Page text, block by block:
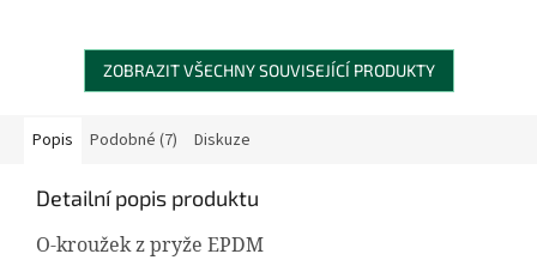
ZOBRAZIT VŠECHNY SOUVISEJÍCÍ PRODUKTY
Popis Podobné (7) Diskuze
Detailní popis produktu
O-kroužek z pryže EPDM